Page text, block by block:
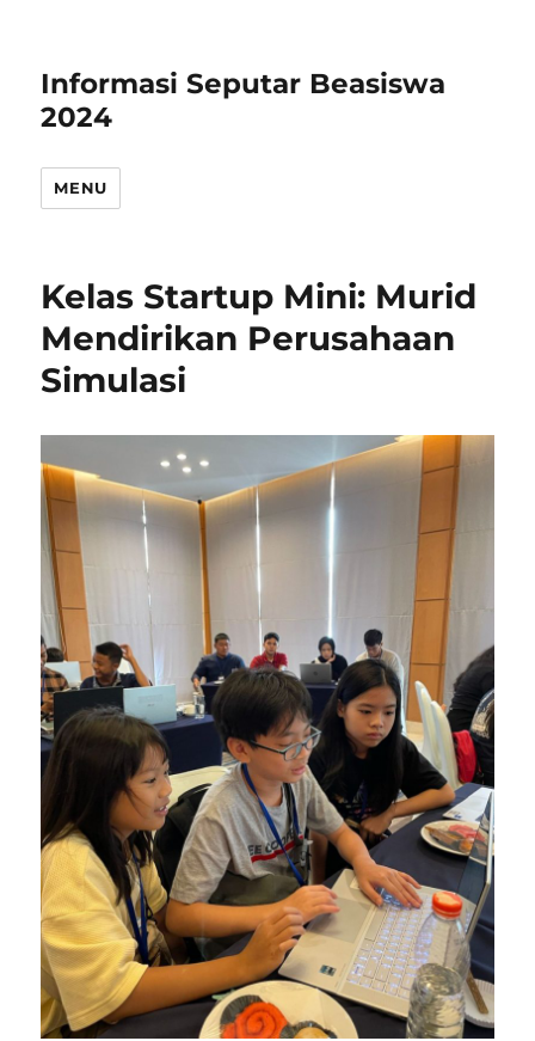
Informasi Seputar Beasiswa
2024
MENU
Kelas Startup Mini: Murid
Mendirikan Perusahaan
Simulasi